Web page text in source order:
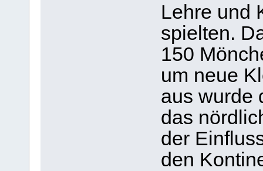
Lehre und
spielten.
150
um neue
aus wurde
das
der
den